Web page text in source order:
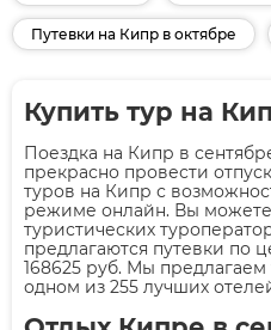
Путевки на Кипр в октябре
Купить тур на
Поездка на Кипр в
прекрасно провести
туров на Кипр с
режиме онлайн. Вы можете
туристических
предлагаются путевки по
168625 руб. Мы
одном из 255 лучших